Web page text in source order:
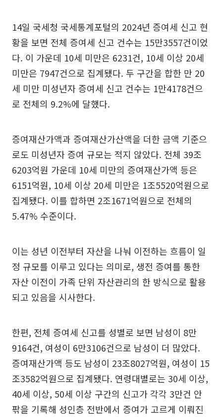
14일 국세청 국세통계포털의 2024년 증여세 신고 현
황을 보면 전체 증여세 신고 건수는 15만3557건이었
다. 이 가운데 10세 미만은 6231건, 10세 이상 20세
미만은 7947건으로 집계됐다. 두 구간을 합한 만 20
세 미만 미성년자 증여세 신고 건수는 1만4178건으
로 전체의 9.2%에 달했다.
증여재산가액과 증여재산가산액을 더한 금액 기준으
로도 미성년자 증여 규모는 적지 않았다. 전체 39조
6203억원 가운데 10세 미만의 증여재산가액 등은
6151억원, 10세 이상 20세 미만은 1조5520억원으로
집계됐다. 이를 합하면 2조1671억원으로 전체의
5.47% 수준이다.
이는 성년 이전부터 자산을 나눠 이전하는 흐름이 일
정 규모를 이루고 있다는 의미로, 생전 증여를 통한
자산 이전이 가족 단위 자산관리의 한 방식으로 활용
되고 있음을 시사한다.
한편, 전체 증여세 신고를 성별로 보면 남성이 8만
9164건, 여성이 6만3106건으로 남성이 더 많았다.
증여재산가액 등도 남성이 23조8027억원, 여성이 15
조3582억원으로 집계됐다. 연령대별로는 30세 이상,
40세 이상, 50세 이상 구간의 신고가 각각 3만건 안
팎을 기록해 성인층 전반에서 증여가 고르게 이뤄진